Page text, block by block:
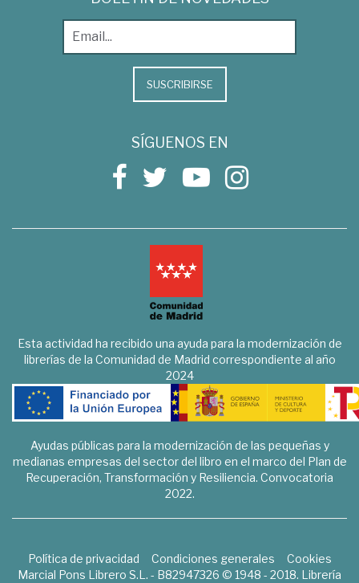
SUSCRIBIRSE
SÍGUENOS EN
Esta actividad ha recibido una ayuda para la modernización de
librerías de la Comunidad de Madrid correspondiente al año
2024
Ayudas públicas para la modernización de las pequeñas y
medianas empresas del sector del libro en el marco del Plan de
Recuperación, Transformación y Resiliencia. Convocatoria
2022.
Política de privacidad Condiciones generales
Cookies
Marcial Pons Librero S.L. - B82947326 © 1948 - 2018. Librería